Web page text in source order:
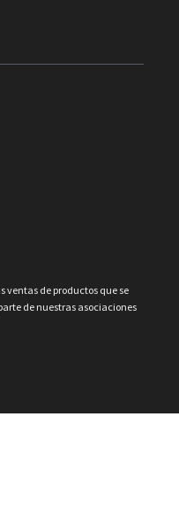
ventas de productos que se
de nuestras asociaciones